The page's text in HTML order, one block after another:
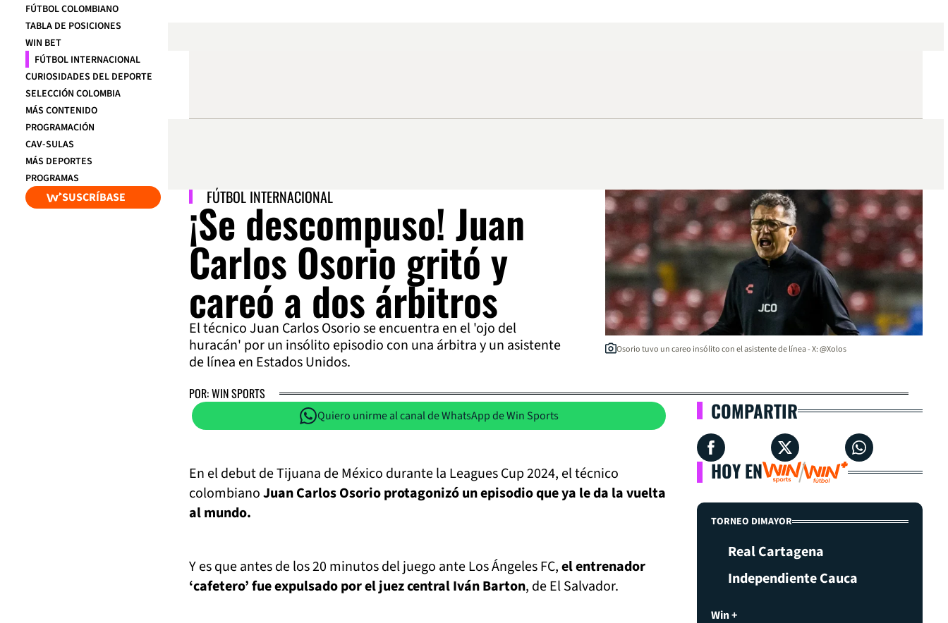
FÚTBOL COLOMBIANO
TABLA DE POSICIONES
WIN BET
FÚTBOL INTERNACIONAL
CURIOSIDADES DEL DEPORTE
SELECCIÓN COLOMBIA
MÁS CONTENIDO
PROGRAMACIÓN
CAV-SULAS
MÁS DEPORTES
PROGRAMAS
SUSCRÍBASE FÚTBOL INTERNACIONAL
¡Se descompuso! Juan
Carlos Osorio gritó y
careó a dos árbitros
El técnico Juan Carlos Osorio se encuentra en el 'ojo del
huracán' por un insólito episodio con una árbitra y un asistente
de línea en Estados Unidos.
Osorio tuvo un careo insólito con el asistente de línea - X: @Xolos
POR: WIN SPORTS
Quiero unirme al canal de WhatsApp de Win Sports
En el debut de Tijuana de México durante la Leagues Cup 2024, el técnico
colombianoJuan Carlos Osorio protagonizó un episodio que ya le da la vuelta
al mundo.
Y es que antes de los 20 minutos del juego ante Los Ángeles FC,el entrenador
‘cafetero’ fue expulsado por el juez central Iván Barton, de El Salvador.
COMPARTIR
HOY EN
TORNEO DIMAYOR
Real Cartagena
Independiente Cauca
Win +